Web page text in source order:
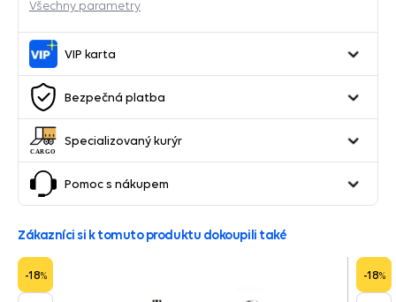
Všechny parametry
VIP karta
Bezpečná platba
Specializovaný kurýr
Pomoc s nákupem
Zákazníci si k tomuto produktu dokoupili také
-18% -18%